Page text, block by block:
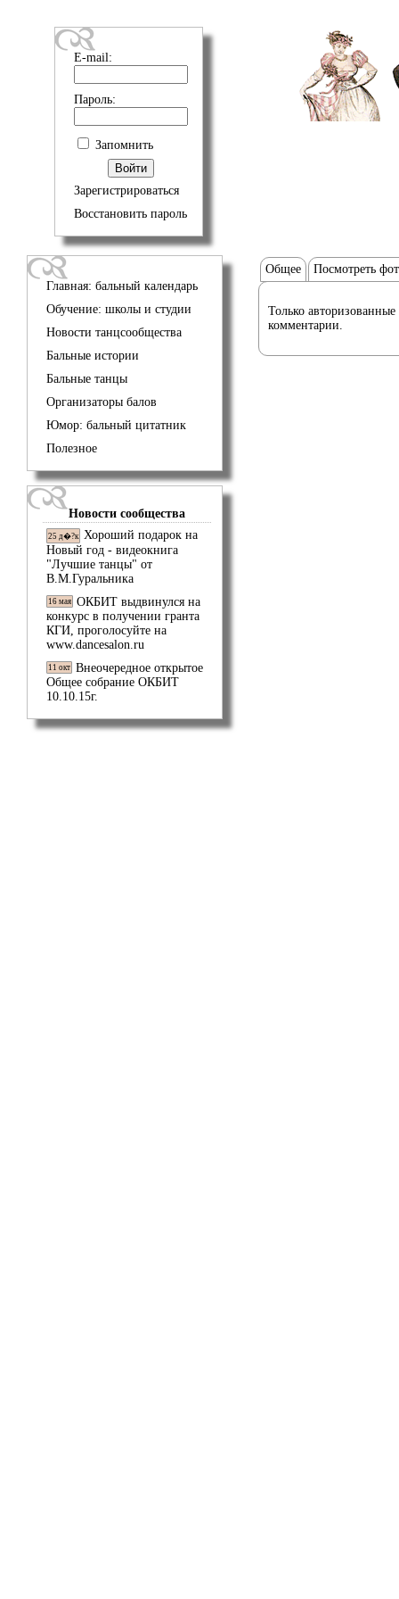
E-mail:
Пароль:
Запомнить
Зарегистрироваться
Восстановить пароль
Главная: бальный календарь
Обучение: школы и студии
Новости танцсообщества
Бальные истории
Бальные танцы
Организаторы балов
Юмор: бальный цитатник
Полезное
Новости сообщества
25 д�?к Хороший подарок на
Новый год - видеокнига
"Лучшие танцы" от
В.М.Гуральника
16 мая ОКБИТ выдвинулся на
конкурс в получении гранта
КГИ, проголосуйте на
www.dancesalon.ru
11 окт Внеочередное открытое
Общее собрание ОКБИТ
10.10.15г.
Общее Посмотреть
Только авторизованные
комментарии.